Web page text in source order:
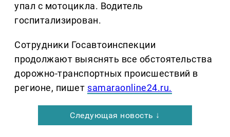
упал с мотоцикла. Водитель
госпитализирован.
Сотрудники Госавтоинспекции
продолжают выяснять все обстоятельства
дорожно-транспортных происшествий в
регионе, пишет samaraonline24.ru.
Следующая новость ↓